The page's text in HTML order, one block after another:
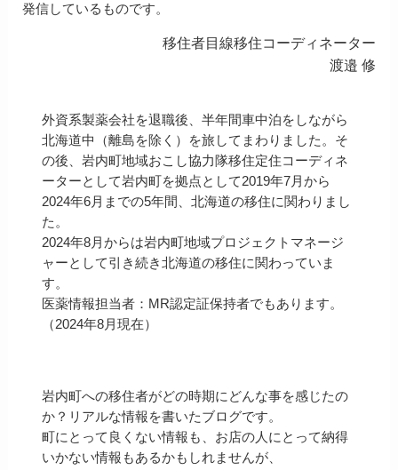
発信しているものです。
移住者目線移住コーディネーター
渡邉 修
外資系製薬会社を退職後、半年間車中泊をしながら
北海道中（離島を除く）を旅してまわりました。そ
の後、岩内町地域おこし協力隊移住定住コーディネ
ーターとして岩内町を拠点として2019年7月から
2024年6月までの5年間、北海道の移住に関わりまし
た。
2024年8月からは岩内町地域プロジェクトマネージ
ャーとして引き続き北海道の移住に関わっていま
す。
医薬情報担当者：MR認定証保持者でもあります。
（2024年8月現在）
岩内町への移住者がどの時期にどんな事を感じたの
か？リアルな情報を書いたブログです。
町にとって良くない情報も、お店の人にとって納得
いかない情報もあるかもしれませんが、